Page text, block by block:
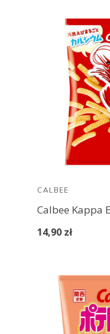
CALBEE
Calbee Kappa
14,90 zł